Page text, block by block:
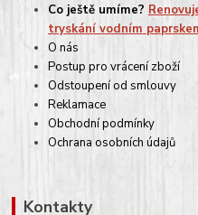
Co ještě umíme?
tryskání vodním
O nás
Postup pro vrácení zboží
Odstoupení od smlouvy
Reklamace
Obchodní podmínky
Ochrana osobních údajů
Kontakty